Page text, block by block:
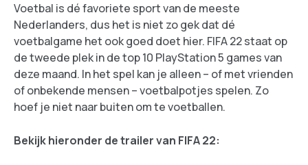
Voetbal is dé favoriete sport van de meeste
Nederlanders, dus het is niet zo gek dat dé
voetbalgame het ook goed doet hier. FIFA 22 staat op
de tweede plek in de top 10 PlayStation 5 games van
deze maand. In het spel kan je alleen – of met vrienden
of onbekende mensen – voetbalpotjes spelen. Zo
hoef je niet naar buiten om te voetballen.
Bekijk hieronder de trailer van FIFA 22: